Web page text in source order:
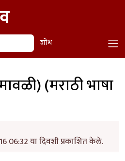
शोध
(मराठी भाषा
06:32 या दिवशी प्रकाशित केले.